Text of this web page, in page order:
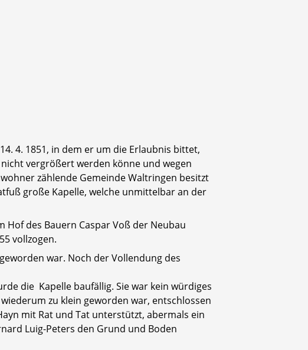
4. 1851, in dem er um die Erlaubnis bittet,
vergrößert werden könne und wegen
zählende Ge­meinde Waltringen besitzt
große Kapelle, welche unmittelbar an der
Hof des Bauern Caspar Voß der Neubau
vollzogen.
war. Noch der Vollendung des
die Kapelle baufällig. Sie war kein würdiges
zu klein geworden war, entschlossen
mit Rat und Tat unterstützt, abermals ein
Luig-Peters den Grund und Boden